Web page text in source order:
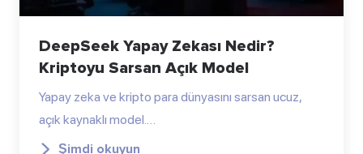
DeepSeek Yapay Zekası Nedir?
Kriptoyu Sarsan Açık Model
Yapay zeka ve kripto para dünyasını sarsan ucuz,
açık kaynaklı model.…
Şimdi okuyun